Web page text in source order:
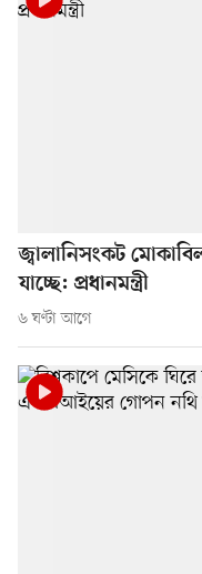
জ্বালানিসংকট
যাচ্ছে: প্রধানমন্ত্রী
৬ ঘণ্টা আগে